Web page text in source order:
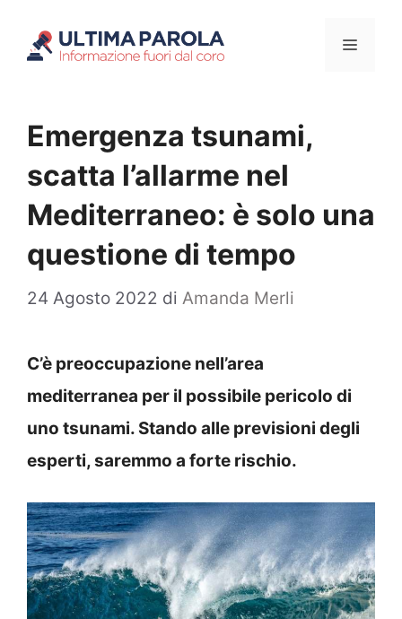
Menu
Emergenza tsunami,
scatta l’allarme nel
Mediterraneo: è solo una
questione di tempo
24 Agosto 2022 di Amanda Merli
C’è preoccupazione nell’area
mediterranea per il possibile pericolo di
uno tsunami. Stando alle previsioni degli
esperti, saremmo a forte rischio.